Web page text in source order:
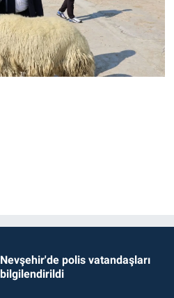
Nevşehir'de polis vatandaşları
bilgilendirildi